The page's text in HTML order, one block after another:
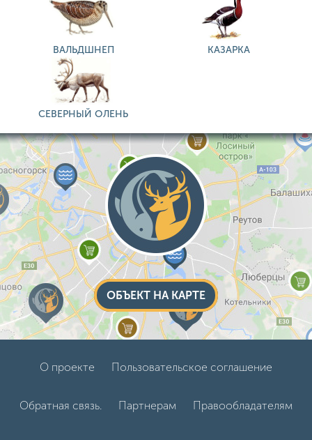
ВАЛЬДШНЕП КАЗАРКА
СЕВЕРНЫЙ ОЛЕНЬ
ОБЪЕКТ НА КАРТЕ
О проекте Пользовательское соглашение
Обратная связь. Партнерам Правообладателям